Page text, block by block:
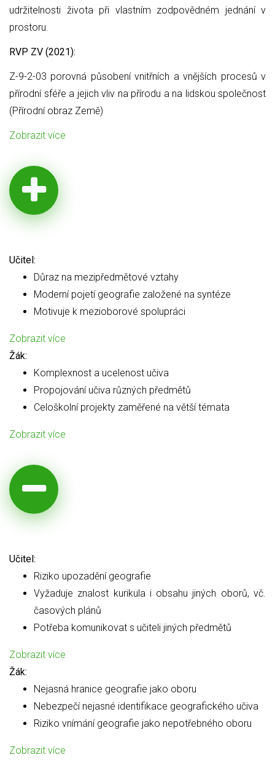
udržitelnosti života při vlastním zodpovědném jednání v
prostoru.
RVP ZV (2021):
Z-9-2-03 porovná působení vnitřních a vnějších procesů v
přírodní sféře a jejich vliv na přírodu a na lidskou společnost
(Přírodní obraz Země)
Zobrazit více
Učitel:
Důraz na mezipředmětové vztahy
Moderní pojetí geografie založené na syntéze
Motivuje k mezioborové spolupráci
Zobrazit více
Žák:
Komplexnost a ucelenost učiva
Propojování učiva různých předmětů
Celoškolní projekty zaměřené na větší témata
Zobrazit více
Učitel:
Riziko upozadění geografie
Vyžaduje znalost kurikula i obsahu jiných oborů, vč.
časových plánů
Potřeba komunikovat s učiteli jiných předmětů
Zobrazit více
Žák:
Nejasná hranice geografie jako oboru
Nebezpečí nejasné identifikace geografického učiva
Riziko vnímání geografie jako nepotřebného oboru
Zobrazit více